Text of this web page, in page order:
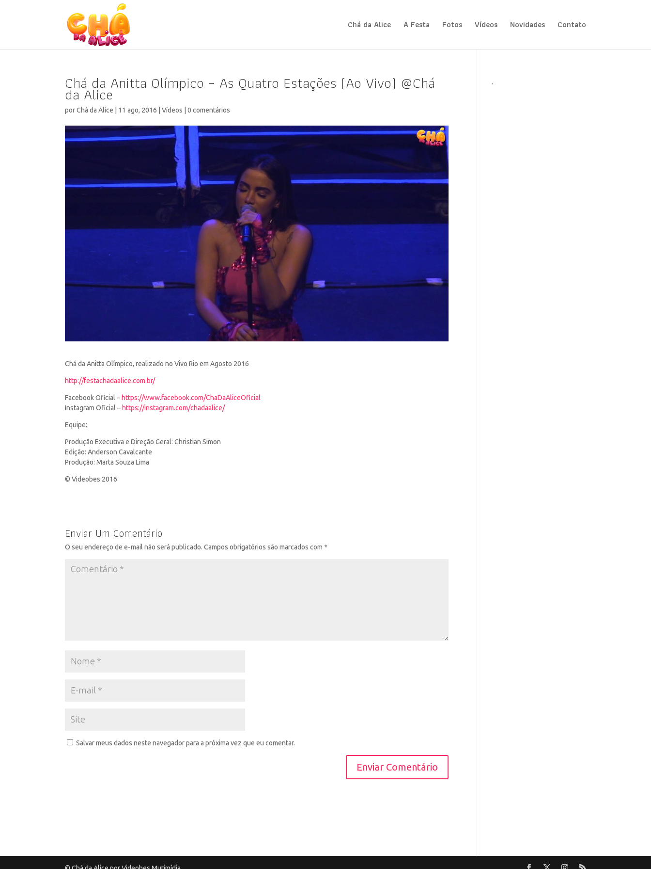
Chá da Alice A Festa Fotos Vídeos Novidades Contato
Chá da Anitta Olímpico – As Quatro Estações (Ao Vivo) @Chá
da Alice
porChá da Alice 11 ago, 2016 |Vídeos |0 comentários
Chá da Anitta Olímpico, realizado no Vivo Rio em Agosto 2016
http://festachadaalice.com.br/
Facebook Oficial – https://www.facebook.com/ChaDaAliceOficial
InstagramOficial – https://instagram.com/chadaalice/
Equipe:
Produção Executiva e Direção Geral: Christian Simon
Edição: Anderson Cavalcante
Produção: Marta Souza Lima
© Videobes 2016
Enviar Um Comentário
O seu endereço de e-mail não será publicado. Campos obrigatórios são marcados com *
Salvar meus dados neste navegador para a próxima vez que eu comentar.
.